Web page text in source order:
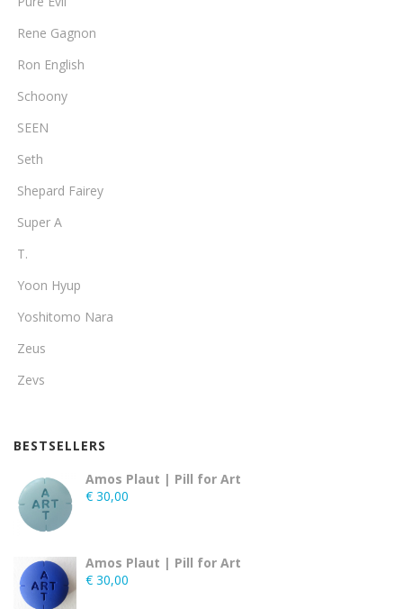
Rene Gagnon
Ron English
Schoony
SEEN
Seth
Shepard Fairey
Super A
T.
Yoon Hyup
Yoshitomo Nara
Zeus
Zevs
BESTSELLERS
Amos Plaut | Pill for Art
€ 30,00
Amos Plaut | Pill for Art
€ 30,00